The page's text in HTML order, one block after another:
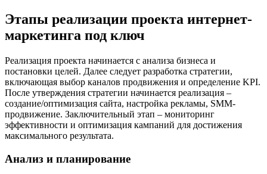
Этапы реализации проекта интернет-
маркетинга под ключ
Реализация проекта начинается с анализа бизнеса и
постановки целей. Далее следует разработка стратегии,
включающая выбор каналов продвижения и определение KPI.
После утверждения стратегии начинается реализация –
создание/оптимизация сайта, настройка рекламы, SMM-
продвижение. Заключительный этап – мониторинг
эффективности и оптимизация кампаний для достижения
максимального результата.
Анализ и планирование